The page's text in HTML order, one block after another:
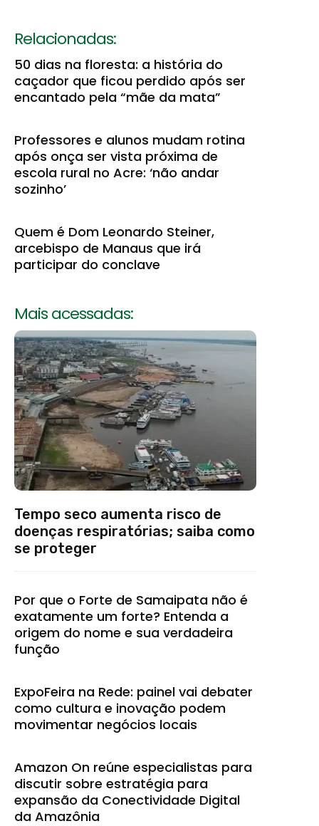
Relacionadas:
50 dias na floresta: a história do
caçador que ficou perdido após ser
encantado pela “mãe da mata”
Professores e alunos mudam rotina
após onça ser vista próxima de
escola rural no Acre: ‘não andar
sozinho’
Quem é Dom Leonardo Steiner,
arcebispo de Manaus que irá
participar do conclave
Mais acessadas:
Tempo seco aumenta risco de
doenças respiratórias; saiba como
se proteger
Por que o Forte de Samaipata não é
exatamente um forte? Entenda a
origem do nome e sua verdadeira
função
ExpoFeira na Rede: painel vai debater
como cultura e inovação podem
movimentar negócios locais
Amazon On reúne especialistas para
discutir sobre estratégia para
expansão da Conectividade Digital
da Amazônia